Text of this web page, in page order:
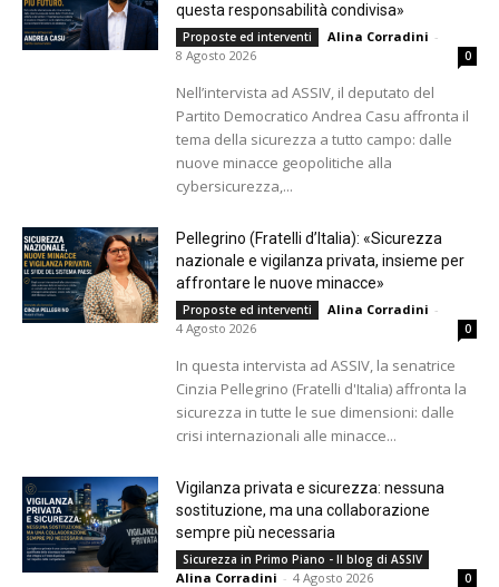
questa responsabilità condivisa»
Proposte ed interventi Alina Corradini -
8 Agosto 2026
0
Nell’intervista ad ASSIV, il deputato del
Partito Democratico Andrea Casu affronta il
tema della sicurezza a tutto campo: dalle
nuove minacce geopolitiche alla
cybersicurezza,...
Pellegrino (Fratelli d’Italia): «Sicurezza
nazionale e vigilanza privata, insieme per
affrontare le nuove minacce»
Proposte ed interventi Alina Corradini -
4 Agosto 2026
0
In questa intervista ad ASSIV, la senatrice
Cinzia Pellegrino (Fratelli d'Italia) affronta la
sicurezza in tutte le sue dimensioni: dalle
crisi internazionali alle minacce...
Vigilanza privata e sicurezza: nessuna
sostituzione, ma una collaborazione
sempre più necessaria
Sicurezza in Primo Piano - Il blog di ASSIV
Alina Corradini - 4 Agosto 2026 0